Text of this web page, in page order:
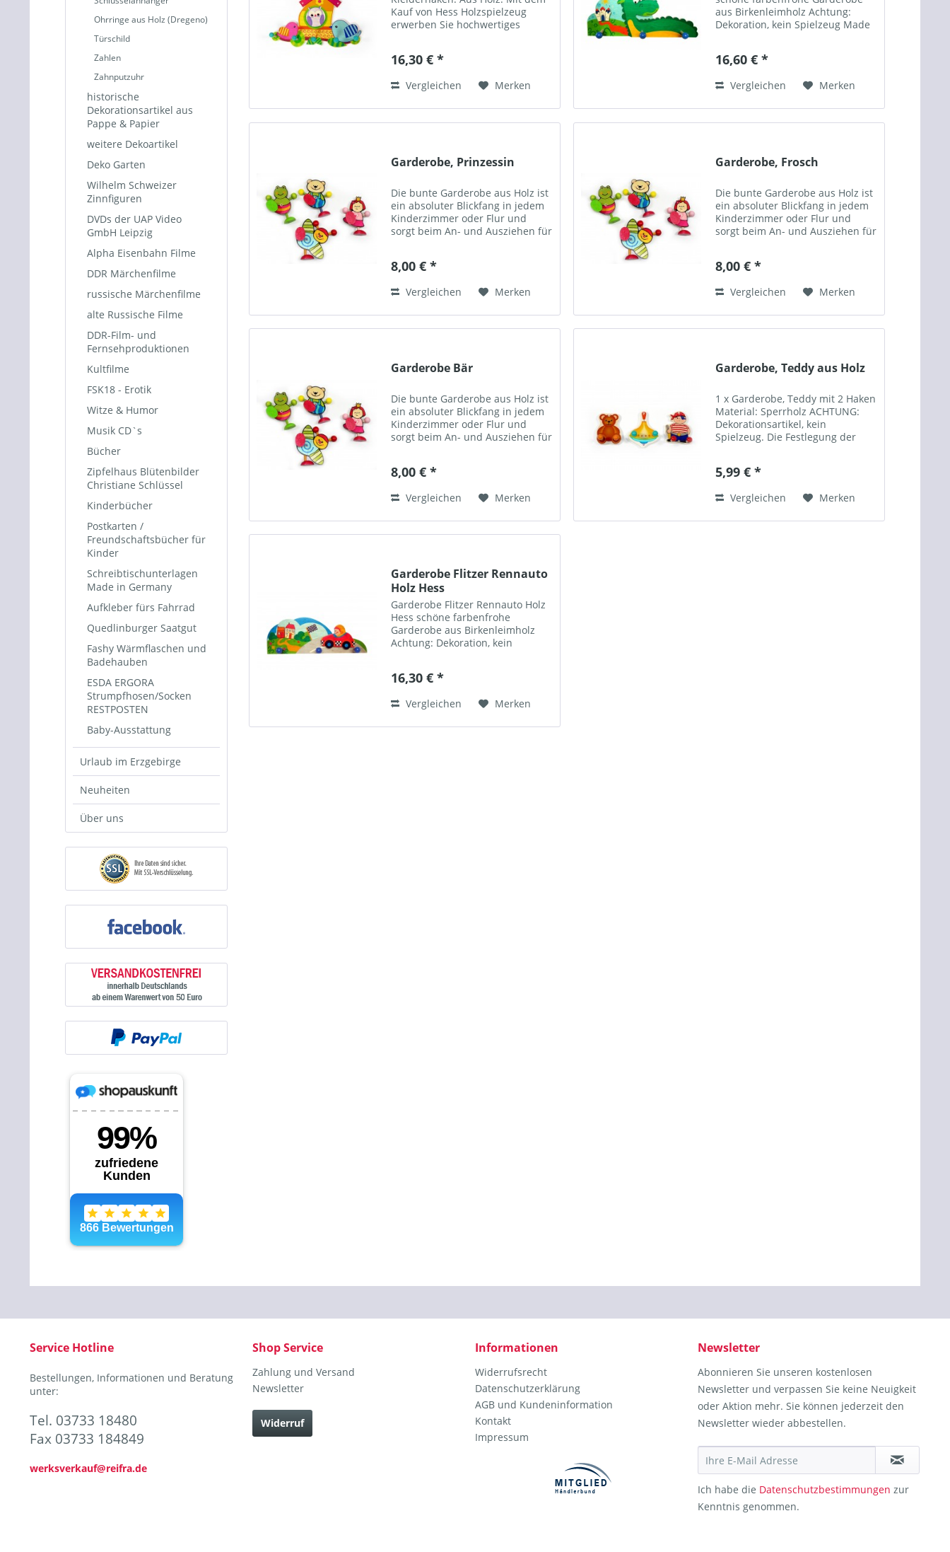
Ohrringe aus Holz (Dregeno)
Türschild
Zahlen
Zahnputzuhr
historische
Dekorationsartikel aus
Pappe & Papier
weitere Dekoartikel
Deko Garten
Wilhelm Schweizer
Zinnfiguren
DVDs der UAP Video
GmbH Leipzig
Alpha Eisenbahn Filme
DDR Märchenfilme
russische Märchenfilme
alte Russische Filme
DDR-Film- und
Fernsehproduktionen
Kultfilme
FSK18 - Erotik
Witze & Humor
Musik CD`s
Bücher
Zipfelhaus Blütenbilder
Christiane Schlüssel
Kinderbücher
Postkarten /
Freundschaftsbücher für
Kinder
Schreibtischunterlagen
Made in Germany
Aufkleber fürs Fahrrad
Quedlinburger Saatgut
Fashy Wärmflaschen und
Badehauben
ESDA ERGORA
Strumpfhosen/Socken
RESTPOSTEN
Baby-Ausstattung
Urlaub im Erzgebirge
Neuheiten
Über uns
Kauf von Hess Holzspielzeug
erwerben Sie hochwertiges
Phantasie und Farbenfreude aus.
16,30 € *
Vergleichen Merken
aus Birkenleimholz Achtung:
Dekoration, kein Spielzeug Made
Straße 112 D-09526 Olbernhau
16,60 € *
Vergleichen Merken
Garderobe, Prinzessin
Die bunte Garderobe aus Holz ist
ein absoluter Blickfang in jedem
Kinderzimmer oder Flur und
sorgt beim An- und Ausziehen für
Blickfang in jedem Kinderzimmer
8,00 € *
Vergleichen Merken
Garderobe, Frosch
Die bunte Garderobe aus Holz ist
ein absoluter Blickfang in jedem
Kinderzimmer oder Flur und
sorgt beim An- und Ausziehen für
Blickfang in jedem Kinderzimmer
8,00 € *
Vergleichen Merken
Garderobe Bär
Die bunte Garderobe aus Holz ist
ein absoluter Blickfang in jedem
Kinderzimmer oder Flur und
sorgt beim An- und Ausziehen für
Blickfang in jedem Kinderzimmer
8,00 € *
Vergleichen Merken
Garderobe, Teddy aus Holz
1 x Garderobe, Teddy mit 2 Haken
Material: Sperrholz ACHTUNG:
Dekorationsartikel, kein
Spielzeug. Die Festlegung der
entlassen Eltern und Erzieher
5,99 € *
Vergleichen Merken
Garderobe Flitzer Rennauto
Holz Hess
Garderobe Flitzer Rennauto Holz
Hess schöne farbenfrohe
Garderobe aus Birkenleimholz
Achtung: Dekoration, kein
Grünthaler Straße 112 D-09526
737-0
16,30 € *
Vergleichen Merken
Service Hotline
Bestellungen, Informationen und Beratung
unter:
Tel. 03733 18480
Fax 03733 184849
werksverkauf@reifra.de
Shop Service
Zahlung und Versand
Newsletter
Widerruf
Informationen
Widerrufsrecht
Datenschutzerklärung
AGB und Kundeninformation
Kontakt
Impressum
Newsletter
Abonnieren Sie unseren kostenlosen
Newsletter und verpassen Sie keine Neuigkeit
oder Aktion mehr. Sie können jederzeit den
Newsletter wieder abbestellen.
Ich habe die Datenschutzbestimmungen zur
Kenntnis genommen.